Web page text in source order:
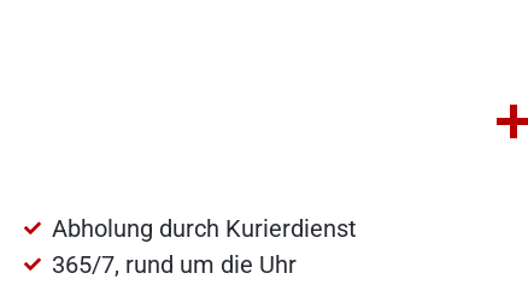
Abholung durch Kurierdienst
365/7, rund um die Uhr